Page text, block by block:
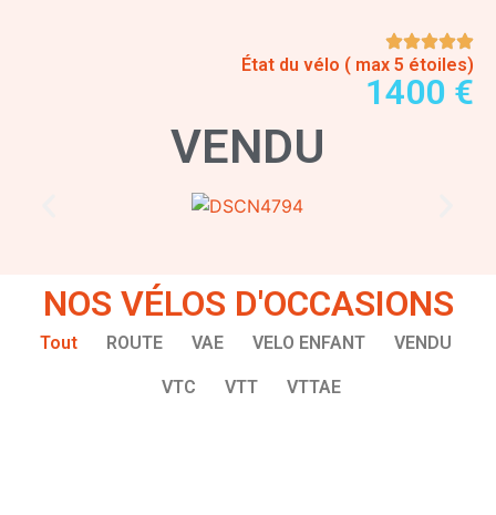
État du vélo ( max 5 étoiles)
1400 €
VENDU
NOS VÉLOS D'OCCASIONS
Tout ROUTE VAE VELO ENFANT VENDU
VTC VTT VTTAE